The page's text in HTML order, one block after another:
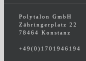
Polytalon GmbH
Zähringerplatz 22
78464 Konstanz
+49(0)1701946194